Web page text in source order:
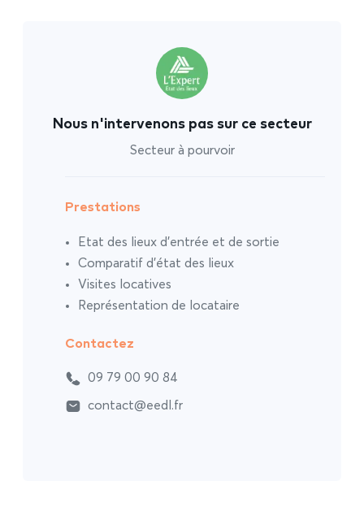
Nous n'intervenons pas sur ce secteur
Secteur à pourvoir
Prestations
Etat des lieux d’entrée et de sortie
Comparatif d’état des lieux
Visites locatives
Représentation de locataire
Contactez
09 79 00 90 84
contact@eedl.fr